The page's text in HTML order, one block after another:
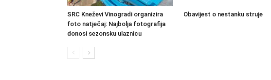
SRC Kneževi Vinogradi organizira
foto natječaj: Najbolja fotografija
donosi sezonsku ulaznicu
Obavijest o nestanku struje